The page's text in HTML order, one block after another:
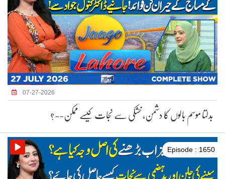
07-27-2026
بدلتا موسم بالوں کا دشمن، خشکی سے نجات کیسے ممکن--؟
Episode : 1650